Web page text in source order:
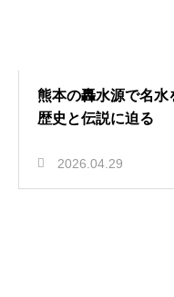
熊本の轟水源で名水
歴史と伝説に迫る
2026.04.29